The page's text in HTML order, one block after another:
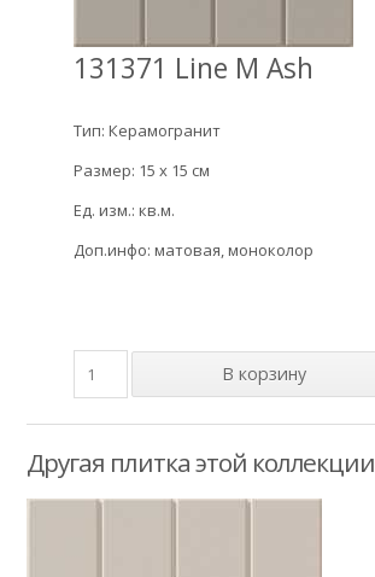
131371 Line M Ash
Тип: Керамогранит
Размер: 15 x 15 см
Ед. изм.: кв.м.
Доп.инфо: матовая, моноколор
Другая плитка этой коллекции